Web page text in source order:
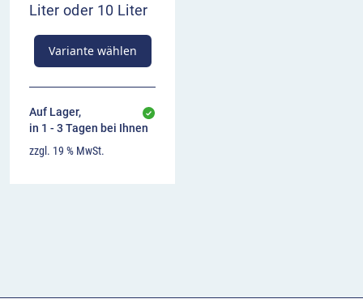
Liter oder 10 Liter
Variante wählen
Auf Lager,
in 1 - 3 Tagen bei Ihnen
zzgl. 19 % MwSt.